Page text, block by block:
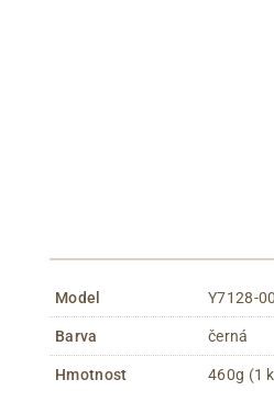
Model Y7128-00
Barva černá
Hmotnost 460g (1